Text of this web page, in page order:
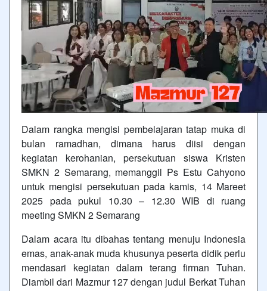
Dalam rangka mengisi pembelajaran tatap muka di
bulan ramadhan, dimana harus diisi dengan
kegiatan kerohanian, persekutuan siswa Kristen
SMKN 2 Semarang, memanggil Ps Estu Cahyono
untuk mengisi persekutuan pada kamis, 14 Mareet
2025 pada pukul 10.30 – 12.30 WIB di ruang
meeting SMKN 2 Semarang
Dalam acara itu dibahas tentang menuju Indonesia
emas, anak-anak muda khusunya peserta didik perlu
mendasari kegiatan dalam terang firman Tuhan.
Diambil dari Mazmur 127 dengan judul Berkat Tuhan